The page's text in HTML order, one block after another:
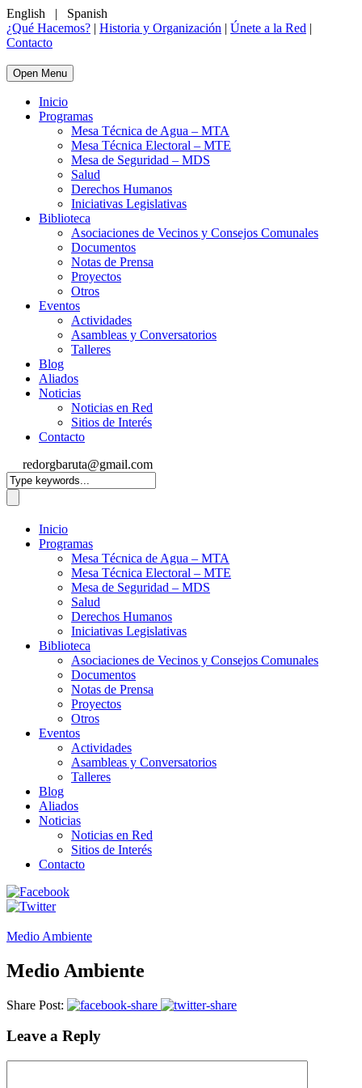
English |
Spanish
¿Qué Hacemos? | Historia y Organización | Únete a la Red |
Contacto
Open Menu
Inicio
Programas
Mesa Técnica de Agua – MTA
Mesa Técnica Electoral – MTE
Mesa de Seguridad – MDS
Salud
Derechos Humanos
Iniciativas Legislativas
Biblioteca
Asociaciones de Vecinos y Consejos Comunales
Documentos
Notas de Prensa
Proyectos
Otros
Eventos
Actividades
Asambleas y Conversatorios
Talleres
Blog
Aliados
Noticias
Noticias en Red
Sitios de Interés
Contacto
redorgbaruta@gmail.com
Inicio
Programas
Mesa Técnica de Agua – MTA
Mesa Técnica Electoral – MTE
Mesa de Seguridad – MDS
Salud
Derechos Humanos
Iniciativas Legislativas
Biblioteca
Asociaciones de Vecinos y Consejos Comunales
Documentos
Notas de Prensa
Proyectos
Otros
Eventos
Actividades
Asambleas y Conversatorios
Talleres
Blog
Aliados
Noticias
Noticias en Red
Sitios de Interés
Contacto
Medio Ambiente
Medio Ambiente
Share Post:
Leave a Reply